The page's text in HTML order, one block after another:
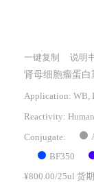
一键复制 说明
肾母细胞瘤蛋白
Application: WB,
Reactivity:
Conjugate:
BF350
¥800.00/25ul 货